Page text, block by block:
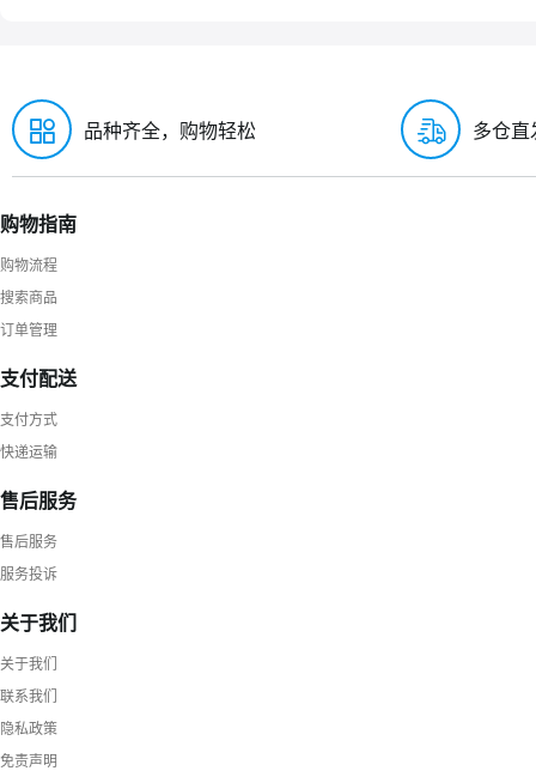
品种齐全，购物轻松 多仓直
购物指南
购物流程
搜索商品
订单管理
支付配送
支付方式
快递运输
售后服务
售后服务
服务投诉
关于我们
关于我们
联系我们
隐私政策
免责声明